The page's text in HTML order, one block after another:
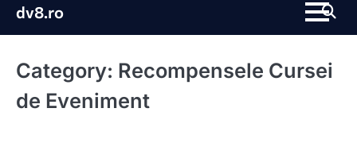
Skipdv8.ro
Category: Recompensele Cursei
de Eveniment